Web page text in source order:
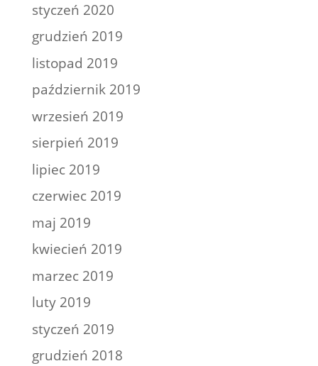
styczeń 2020
grudzień 2019
listopad 2019
październik 2019
wrzesień 2019
sierpień 2019
lipiec 2019
czerwiec 2019
maj 2019
kwiecień 2019
marzec 2019
luty 2019
styczeń 2019
grudzień 2018